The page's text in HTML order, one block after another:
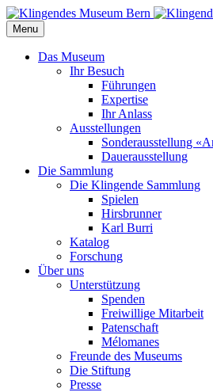
Menu
Das Museum
Ihr Besuch
Führungen
Expertise
Ihr Anlass
Ausstellungen
Sonderausstellung
Dauerausstellung
Die Sammlung
Die Klingende Sammlung
Spielen
Hirsbrunner
Karl Burri
Katalog
Forschung
Über uns
Unterstützung
Spenden
Freiwillige Mitarbeit
Patenschaft
Mélomanes
Freunde des Museums
Die Stiftung
Presse